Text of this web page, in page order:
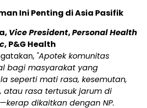
Ini Penting di Asia Pasifik
Vice President,Personal Health
, P&G Health
"Apotek komunitas
bagi masyarakat yang
seperti mati rasa, kesemutan,
atau rasa tertusuk jarum di
dikaitkan dengan NP.